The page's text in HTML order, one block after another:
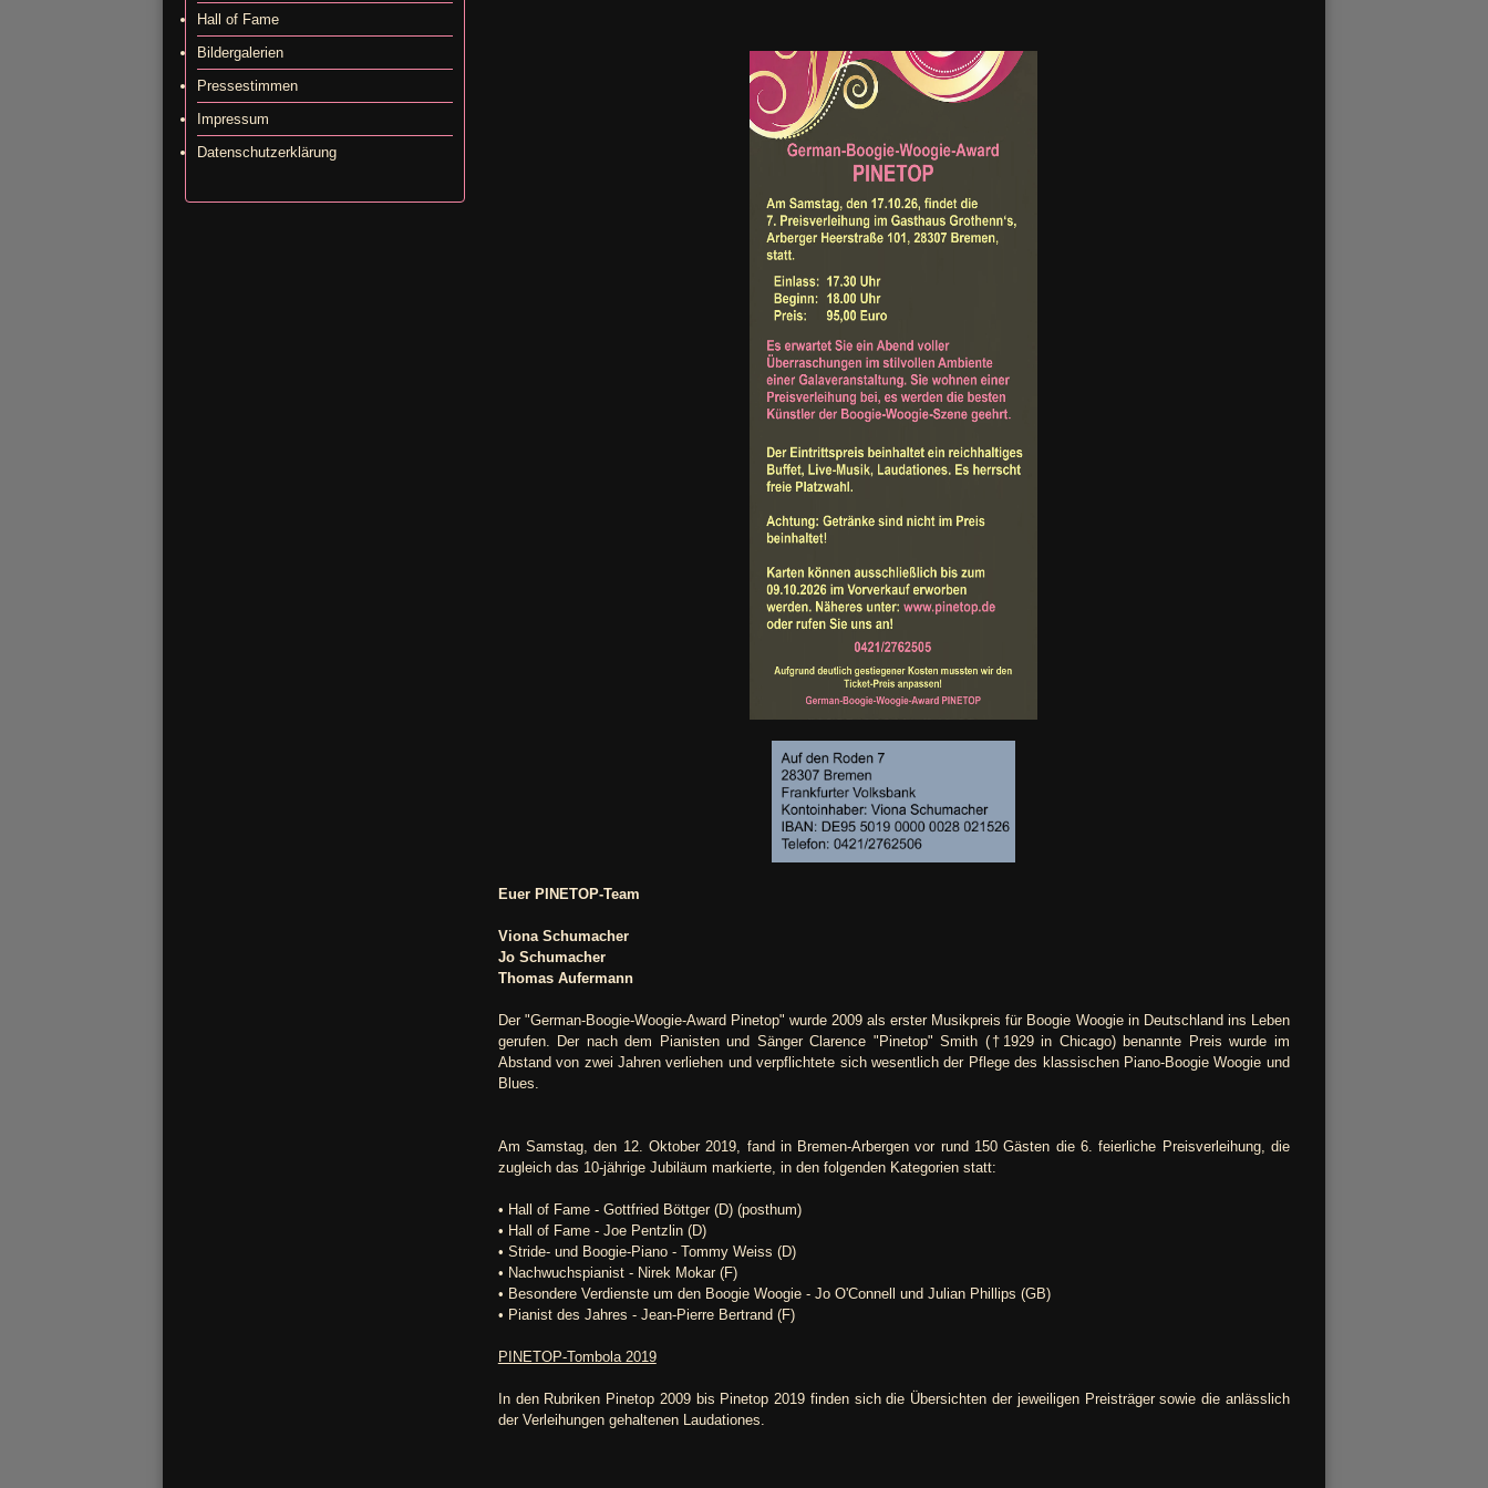
Hall of Fame
Bildergalerien
Pressestimmen
Impressum
Datenschutzerklärung
Euer PINETOP-Team
Viona Schumacher
Jo Schumacher
Thomas Aufermann
Der "German-Boogie-Woogie-Award Pinetop" wurde 2009 als erster Musikpreis für Boogie Woogie in Deutschland ins Leben
gerufen. Der nach dem Pianisten und Sänger Clarence "Pinetop" Smith (†1929 in Chicago) benannte Preis wurde im
Abstand von zwei Jahren verliehen und verpflichtete sich wesentlich der Pflege des klassischen Piano-Boogie Woogie und
Blues.
Am Samstag, den 12. Oktober 2019, fand in Bremen-Arbergen vor rund 150 Gästen die 6. feierliche Preisverleihung, die
zugleich das 10-jährige Jubiläum markierte, in den folgenden Kategorien statt:
• Hall of Fame - Gottfried Böttger (D) (posthum)
• Hall of Fame - Joe Pentzlin (D)
• Stride- und Boogie-Piano - Tommy Weiss (D)
• Nachwuchspianist - Nirek Mokar (F)
• Besondere Verdienste um den Boogie Woogie - Jo O'Connell und Julian Phillips (GB)
• Pianist des Jahres - Jean-Pierre Bertrand (F)
PINETOP-Tombola 2019
In den Rubriken Pinetop 2009 bis Pinetop 2019 finden sich die Übersichten der jeweiligen Preisträger sowie die anlässlich
der Verleihungen gehaltenen Laudationes.